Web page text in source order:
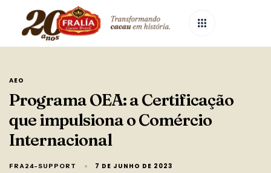
AEO
Programa OEA: a Certificação
que impulsiona o Comércio
Internacional
FRA24-SUPPORT 7 DE JUNHO DE 2023